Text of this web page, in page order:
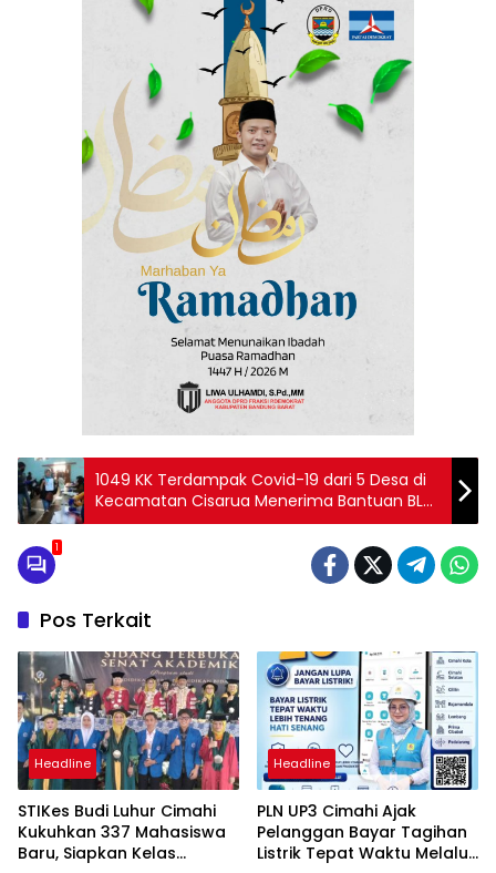
1049 KK Terdampak Covid-19 dari 5 Desa di
Kecamatan Cisarua Menerima Bantuan BLT
Kemensos Tahap 2
1
Pos Terkait
Headline
STIKes Budi Luhur Cimahi
Kukuhkan 337 Mahasiswa
Baru, Siapkan Kelas
Headline
PLN UP3 Cimahi Ajak
Pelanggan Bayar Tagihan
Listrik Tepat Waktu Melalui